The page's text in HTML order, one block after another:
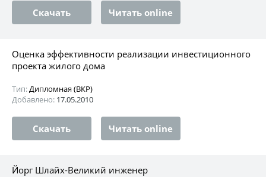
Скачать Читать online
Оценка эффективности реализации инвестиционного
проекта жилого дома
Тип:Дипломная (ВКР)
Добавлено: 17.05.2010
Скачать Читать online
Йорг Шлайх-Великий инженер